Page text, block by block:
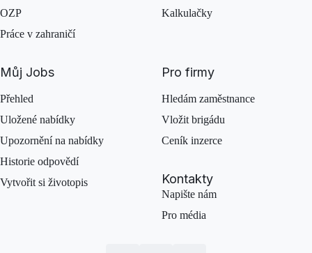
OZP
Práce v zahraničí
Kalkulačky
Můj Jobs
Přehled
Uložené nabídky
Upozornění na nabídky
Historie odpovědí
Vytvořit si životopis
Pro firmy
Hledám zaměstnance
Vložit brigádu
Ceník inzerce
Kontakty
Napište nám
Pro média